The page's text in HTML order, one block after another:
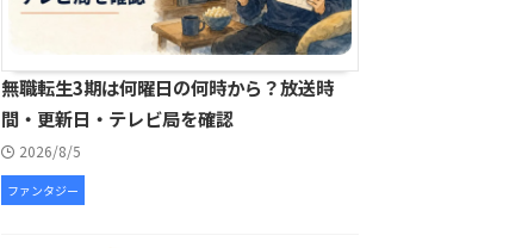
無職転生3期は何曜日の何時から？放送時
間・更新日・テレビ局を確認
2026/8/5
ファンタジー